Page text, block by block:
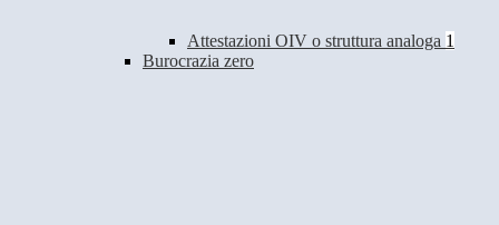
Attestazioni OIV o struttura analoga 1
Burocrazia zero